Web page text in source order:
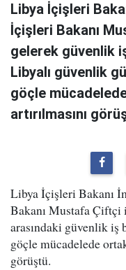
Libya İçişleri
İçişleri Bakanı
gelerek güvenlik
Libyalı güvenlik
göçle
artırılmasını
Libya İçişleri Bakanı
Bakanı Mustafa
arasındaki güvenlik
göçle mücadelede
görüştü.